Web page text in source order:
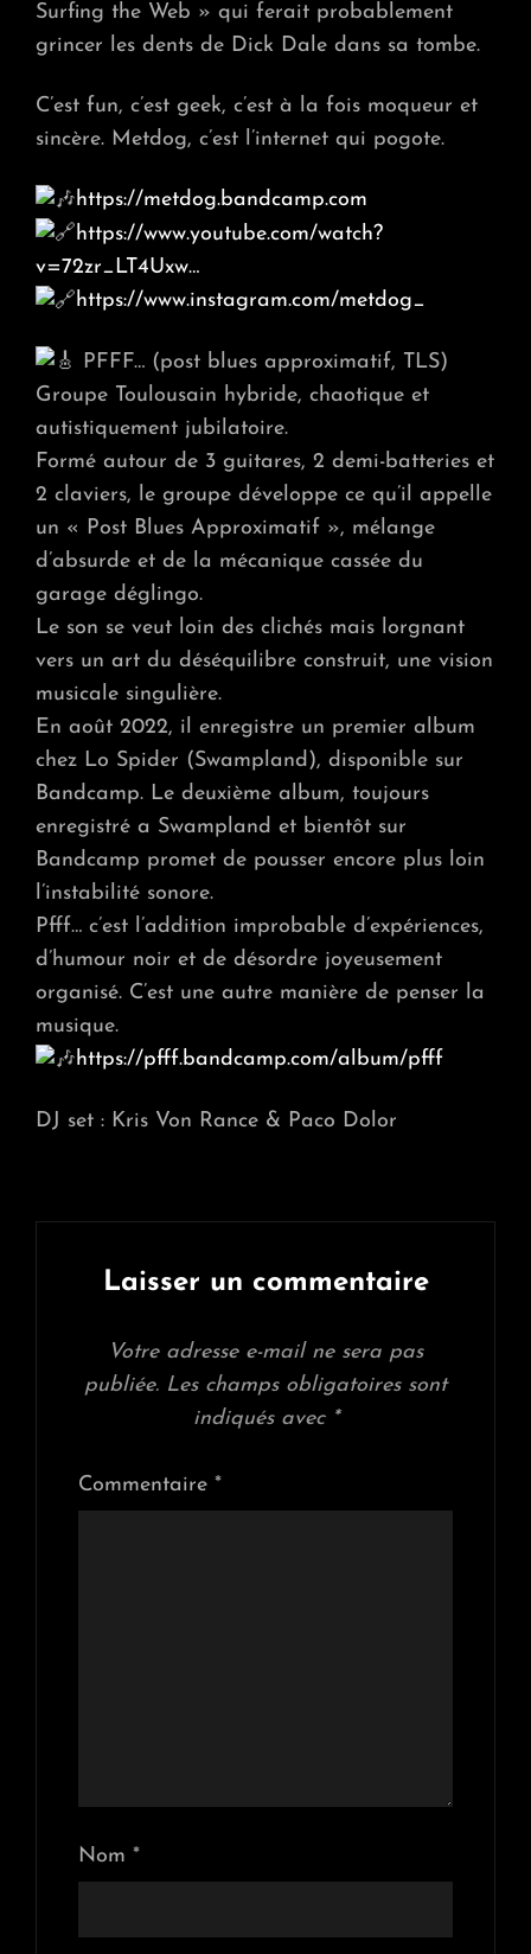
Surfing the Web » qui ferait probablement
grincer les dents de Dick Dale dans sa tombe.
C’est fun, c’est geek, c’est à la fois moqueur et
sincère. Metdog, c’est l’internet qui pogote.
https://metdog.bandcamp.com
https://www.youtube.com/watch?
v=72zr_LT4Uxw…
https://www.instagram.com/metdog_
PFFF… (post blues approximatif, TLS)
Groupe Toulousain hybride, chaotique et
autistiquement jubilatoire.
Formé autour de 3 guitares, 2 demi-batteries et
2 claviers, le groupe développe ce qu’il appelle
un « Post Blues Approximatif », mélange
d’absurde et de la mécanique cassée du
garage déglingo.
Le son se veut loin des clichés mais lorgnant
vers un art du déséquilibre construit, une vision
musicale singulière.
En août 2022, il enregistre un premier album
chez Lo Spider (Swampland), disponible sur
Bandcamp. Le deuxième album, toujours
enregistré a Swampland et bientôt sur
Bandcamp promet de pousser encore plus loin
l’instabilité sonore.
Pfff… c’est l’addition improbable d’expériences,
d’humour noir et de désordre joyeusement
organisé. C’est une autre manière de penser la
musique.
https://pfff.bandcamp.com/album/pfff
DJ set : Kris Von Rance & Paco Dolor
Laisser un commentaire
Votre adresse e-mail ne sera pas
publiée. Les champs obligatoires sont
indiqués avec *
Commentaire *
Nom *